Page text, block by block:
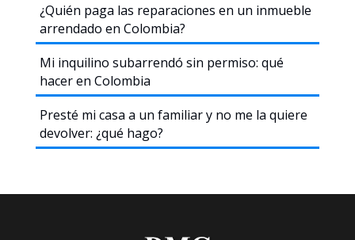
¿Quién paga las reparaciones en un inmueble
arrendado en Colombia?
Mi inquilino subarrendó sin permiso: qué
hacer en Colombia
Presté mi casa a un familiar y no me la quiere
devolver: ¿qué hago?